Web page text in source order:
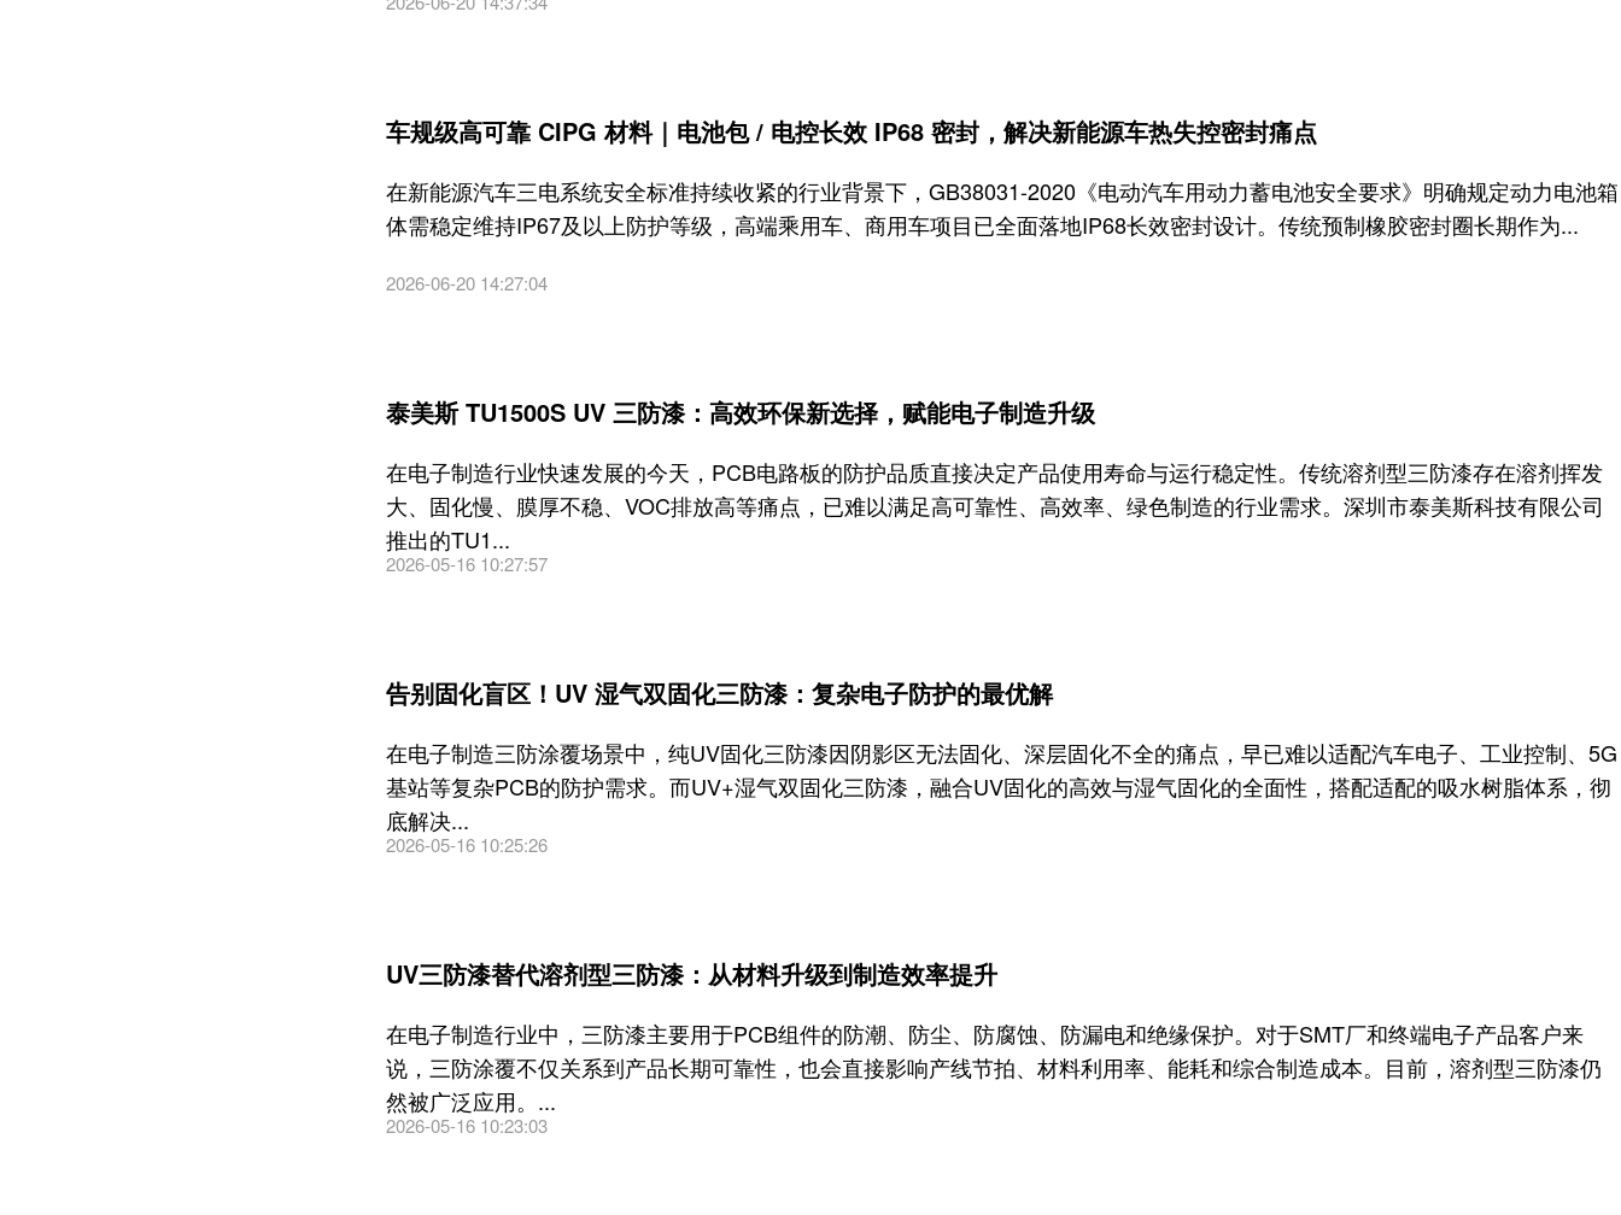
车规级高可靠 CIPG 材料｜电池包 / 电控长效 IP68 密封，解决新能源车热失控密封痛点
在新能源汽车三电系统安全标准持续收紧的行业背景下，GB38031-2020《电动汽车用动力蓄电池安全要求》明确规定动力电池箱
体需稳定维持IP67及以上防护等级，高端乘用车、商用车项目已全面落地IP68长效密封设计。传统预制橡胶密封圈长期作为...
2026-06-20 14:27:04
泰美斯 TU1500S UV 三防漆：高效环保新选择，赋能电子制造升级
在电子制造行业快速发展的今天，PCB电路板的防护品质直接决定产品使用寿命与运行稳定性。传统溶剂型三防漆存在溶剂挥发
大、固化慢、膜厚不稳、VOC排放高等痛点，已难以满足高可靠性、高效率、绿色制造的行业需求。深圳市泰美斯科技有限公司
推出的TU1...
2026-05-16 10:27:57
告别固化盲区！UV 湿气双固化三防漆：复杂电子防护的最优解
在电子制造三防涂覆场景中，纯UV固化三防漆因阴影区无法固化、深层固化不全的痛点，早已难以适配汽车电子、工业控制、5G
基站等复杂PCB的防护需求。而UV+湿气双固化三防漆，融合UV固化的高效与湿气固化的全面性，搭配适配的吸水树脂体系，彻
底解决...
2026-05-16 10:25:26
UV三防漆替代溶剂型三防漆：从材料升级到制造效率提升
在电子制造行业中，三防漆主要用于PCB组件的防潮、防尘、防腐蚀、防漏电和绝缘保护。对于SMT厂和终端电子产品客户来
说，三防涂覆不仅关系到产品长期可靠性，也会直接影响产线节拍、材料利用率、能耗和综合制造成本。目前，溶剂型三防漆仍
然被广泛应用。...
2026-05-16 10:23:03